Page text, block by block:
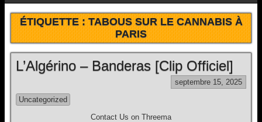
ÉTIQUETTE :TABOUS SUR LE CANNABIS À
PARIS
L’Algérino – Banderas [Clip Officiel]
septembre 15, 2025
Uncategorized
Contact Us on Threema